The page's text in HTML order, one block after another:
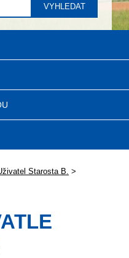
VYHLEDAT
Starosta B. >